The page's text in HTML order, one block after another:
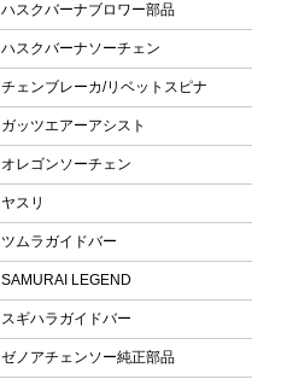
ハスクバーナブロワー部品
ハスクバーナソーチェン
チェンブレーカ/リベットスピナ
ガッツエアーアシスト
オレゴンソーチェン
ヤスリ
ツムラガイドバー
SAMURAI LEGEND
スギハラガイドバー
ゼノアチェンソー純正部品